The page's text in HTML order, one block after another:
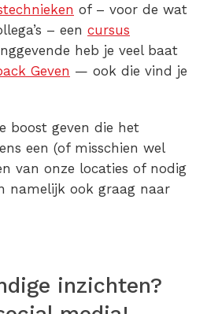
of – voor de wat
– een cursus
heb je veel baat
Geven — ook die vind je
boost geven die het
een (of misschien wel
van onze locaties of nodig
namelijk ook graag naar
inzichten?